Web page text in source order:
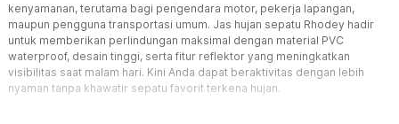
kenyamanan, terutama bagi pengendara motor, pekerja lapangan,
maupun pengguna transportasi umum. Jas hujan sepatu Rhodey hadir
untuk memberikan perlindungan maksimal dengan material PVC
waterproof, desain tinggi, serta fitur reflektor yang meningkatkan
visibilitas saat malam hari. Kini Anda dapat beraktivitas dengan lebih
nyaman tanpa khawatir sepatu favorit terkena hujan.